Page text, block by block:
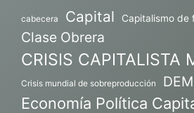
cabecera Capital Capitalismo de
Clase Obrera
CRISIS CAPITALISTA
Crisis mundial de sobreproducción
Economía Política